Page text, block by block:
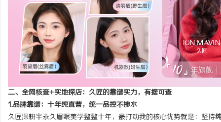
二、全网核查+实地探店：久匠的靠谱实力，有据可查
1.品牌靠谱：十年纯直营，统一品控不掺水
久匠深耕半永久眉眼美学整整十年，最打动我的核心优势就是：坚持